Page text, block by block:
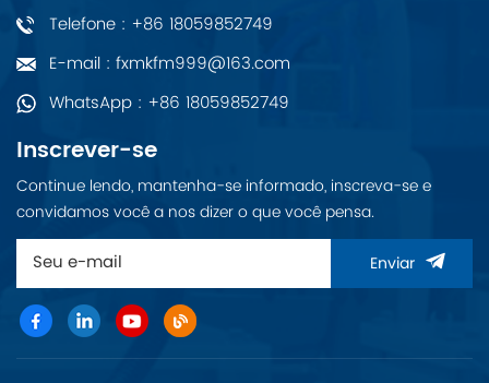
Telefone : +86 18059852749
E-mail : fxmkfm999@163.com
WhatsApp : +86 18059852749
Inscrever-se
Continue lendo, mantenha-se informado, inscreva-se e
convidamos você a nos dizer o que você pensa.
Enviar